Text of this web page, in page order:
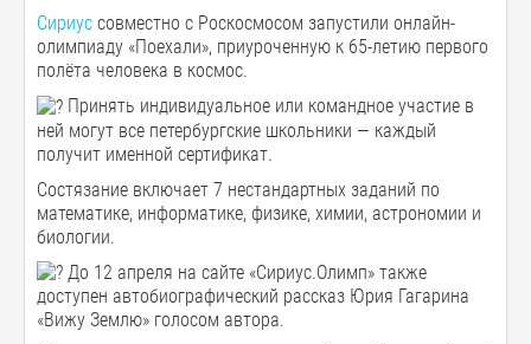
Сириус совместно с Роскосмосом запустили онлайн-
олимпиаду «Поехали», приуроченную к 65-летию первого
полёта человека в космос.
Принять индивидуальное или командное участие в
ней могут все петербургские школьники — каждый
получит именной сертификат.
Состязание включает 7 нестандартных заданий по
математике, информатике, физике, химии, астрономии и
биологии.
До 12 апреля на сайте «Сириус.Олимп» также
доступен автобиографический рассказ Юрия Гагарина
«Вижу Землю» голосом автора.